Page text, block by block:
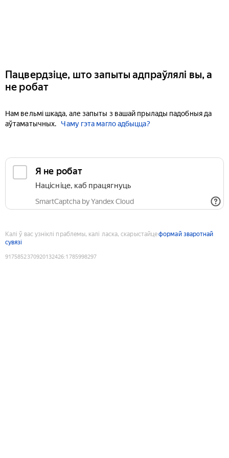
Пацвердзіце, што запыты адпраўлялі вы, а
не робат
Нам вельмі шкада, але запыты з вашай прылады падобныя да
аўтаматычных.
Чаму гэта магло адбыцца?
Я не робат
Націсніце, каб працягнуць
SmartCaptcha by Yandex Cloud
Калі ў вас узніклі праблемы, калі ласка, скарыстайцеформай зваротнай
сувязі
9175852370920132426:1785998297